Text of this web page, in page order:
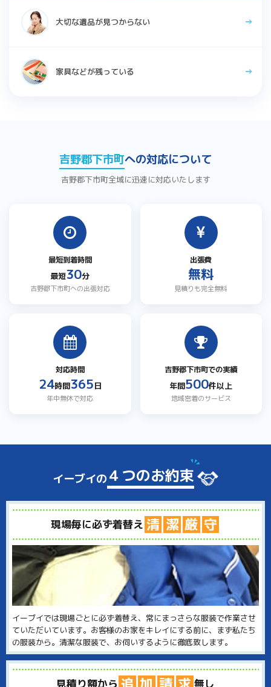
大切な遺品が見つからない
家具などが残っている
吉野郡下市町への対応について
吉野郡下市町全域に迅速に対応いたします
最短到着時間
最短30分
吉野郡下市町への出張対応
出張費
無料
見積りも完全無料
対応時間
24時間365日
年中無休で対応
吉野郡下市町での実績
年間500件以上
地域密着のサービス
イーブイの４つのお約束
現場毎に必ず着替え 清 潔 厳 守
イーブイでは現場ごとに必ず着替え、常にまっさらな服装で作業させ
ていただいています。お客様のお家をキレイにする前に、まず私たち
の服装から。清潔な服装で、お伺いするように徹底致します。
見積り額から 無し